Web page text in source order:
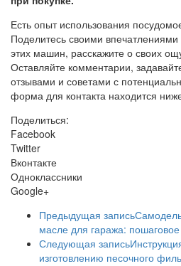
Есть опыт использования
Поделитесь своими
этих машин, расскажите о своих
Оставляйте комментарии,
отзывами и советами с
форма для контакта находится
Поделиться:
Facebook
Twitter
Вконтакте
Одноклассники
Google+
Предыдущая запись
масле для гаража: пошаговое
Следующая запись
изготовлению песочного